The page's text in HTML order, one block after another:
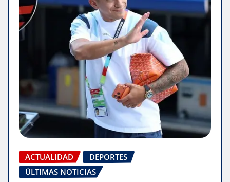
ACTUALIDAD
DEPORTES
ÚLTIMAS NOTICIAS